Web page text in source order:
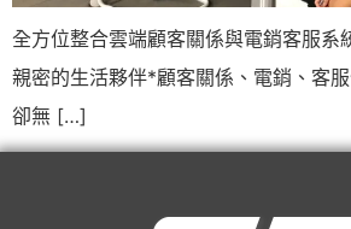
全方位整合雲端顧客關係與電銷客服系
親密的生活夥伴*顧客關係、電銷、客
卻無 […]